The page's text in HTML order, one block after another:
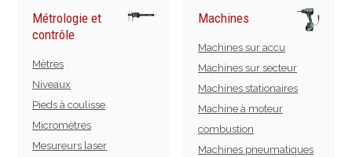
Métrologie et
contrôle
Mètres
Niveaux
Pieds à coulisse
Micromètres
Mesureurs laser
Machines
Machines sur accu
Machines sur secteur
Machines stationaires
Machine à moteur
combustion
Machines pneumatiques